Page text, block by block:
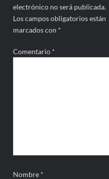
electrónico no será publicada.
Los campos obligatorios están
marcados con *
Comentario *
Nombre *